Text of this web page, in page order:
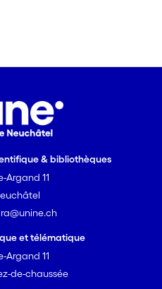
& bibliothèques
Argand 11
et télématique
Argand 11
de-chaussée